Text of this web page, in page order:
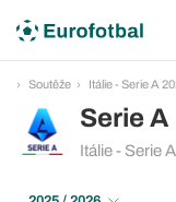
Soutěže Itálie - Serie A
Serie A
Itálie - Serie A